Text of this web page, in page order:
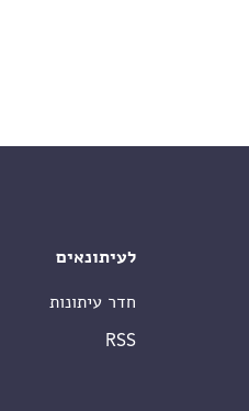
לעיתונאים
חדר עיתונות
RSS